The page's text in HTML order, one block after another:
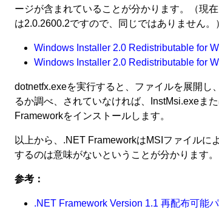
ージが含まれていることが分かります。（現
は2.0.2600.2ですので、同じではありません。
Windows Installer 2.0 Redistributable for
Windows Installer 2.0 Redistributable for
dotnetfx.exeを実行すると、ファイルを展開
るか調べ、されていなければ、InstMsi.exeま
Frameworkをインストールします。
以上から、.NET FrameworkはMSIファイル
するのは意味がないということが分かります。
参考：
.NET Framework Version 1.1 再配布可能